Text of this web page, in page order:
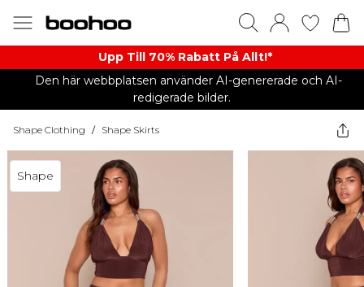
Upp Till 70% Rabatt På Allt!*
Den här webbplatsen använder AI-genererade och AI-
redigerade bilder.
Shape Clothing / Shape Skirts
Shape